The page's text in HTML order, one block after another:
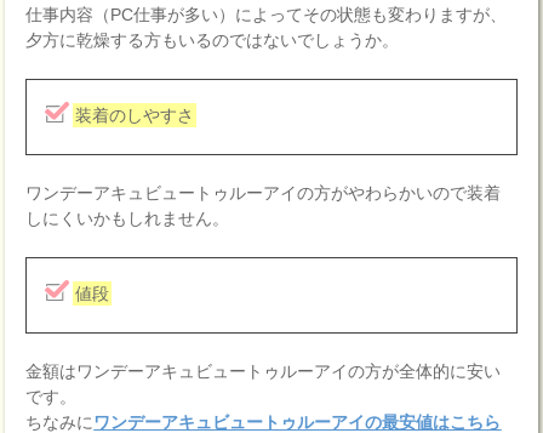
仕事内容（PC仕事が多い）によってその状態も変わりますが、
夕方に乾燥する方もいるのではないでしょうか。
装着のしやすさ
ワンデーアキュビュートゥルーアイの方がやわらかいので装着
しにくいかもしれません。
値段
金額はワンデーアキュビュートゥルーアイの方が全体的に安い
です。
ちなみに ワンデーアキュビュートゥルーアイの最安値はこちら